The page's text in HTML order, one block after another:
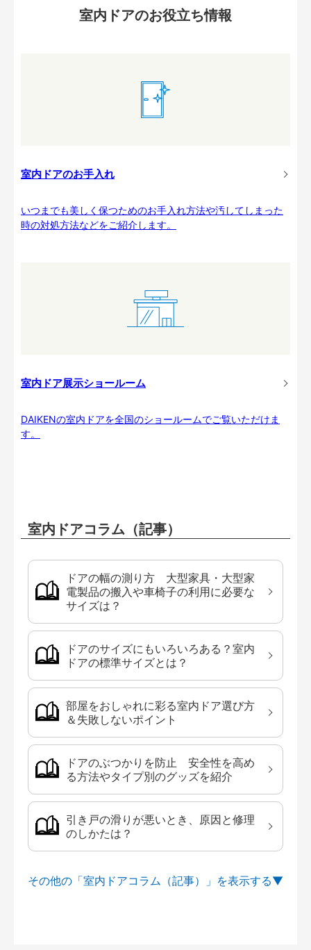
室内ドアのお役立ち情報
室内ドアのお手入れ
いつまでも美しく保つためのお手入れ方法や汚してしまった
時の対処方法などをご紹介します。
室内ドア展示ショールーム
DAIKENの室内ドアを全国のショールームでご覧いただけま
す。
室内ドアコラム（記事）
ドアの幅の測り方 大型家具・大型家
電製品の搬入や車椅子の利用に必要な
サイズは？
ドアのサイズにもいろいろある？室内
ドアの標準サイズとは？
部屋をおしゃれに彩る室内ドア選び方
＆失敗しないポイント
ドアのぶつかりを防止 安全性を高め
る方法やタイプ別のグッズを紹介
引き戸の滑りが悪いとき、原因と修理
のしかたは？
その他の「室内ドアコラム（記事）」を